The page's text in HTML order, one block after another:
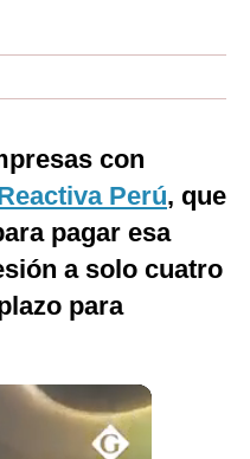
con
Perú, que
pagar esa
a solo cuatro
para